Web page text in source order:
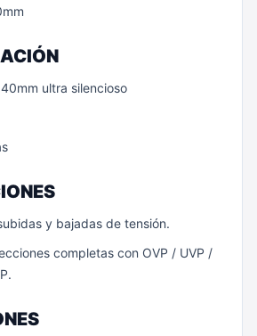
ultra silencioso
y bajadas de tensión.
completas con OVP / UVP /